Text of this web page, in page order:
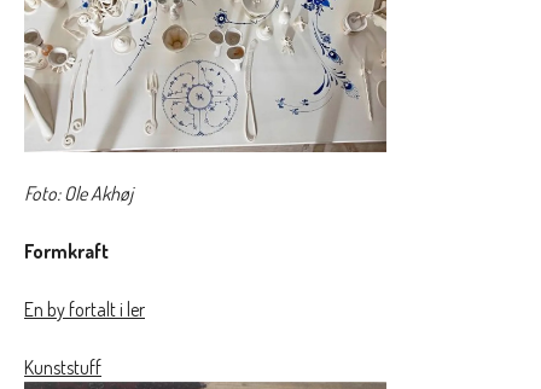
Foto: Ole Akhøj
Formkraft
En by fortalt i ler
Kunststuff